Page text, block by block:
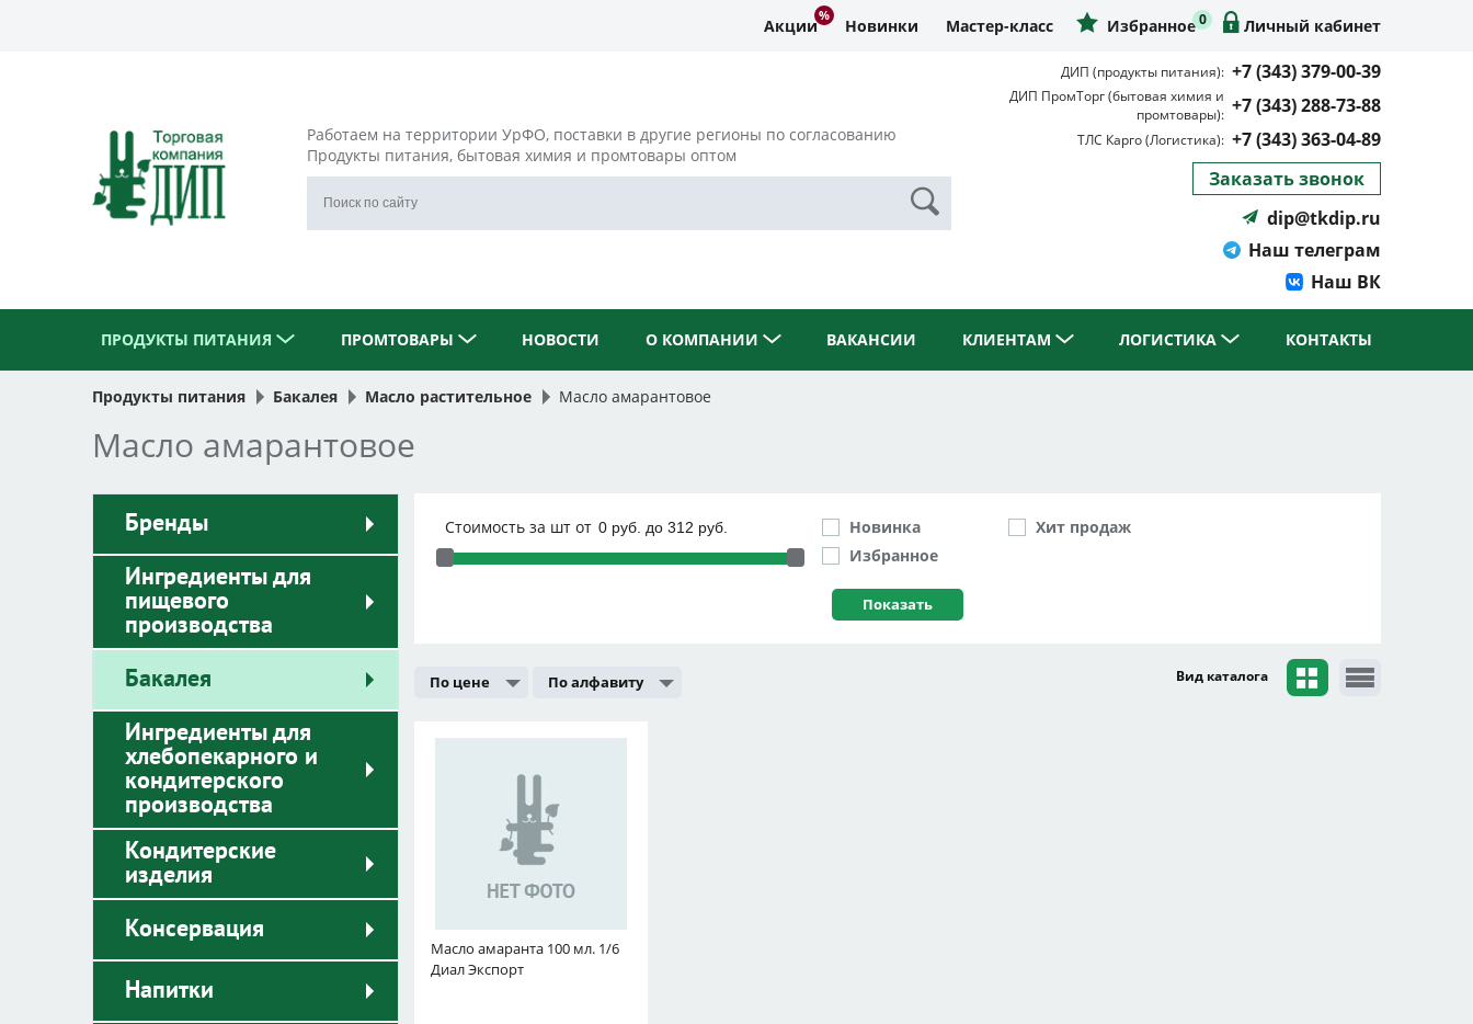
Акции Новинки Мастер-класс Избранное0 Личный кабинет
Работаем на территории УрФО, поставки в другие регионы по согласованию
Продукты питания, бытовая химия и промтовары оптом
ДИП (продукты питания): +7 (343) 379-00-39
ДИП ПромТорг (бытовая химия и
промтовары): +7 (343) 288-73-88
ТЛС Карго (Логистика): +7 (343) 363-04-89
Заказать звонок
dip@tkdip.ru
Наш телеграм
Наш ВК
ПРОДУКТЫ ПИТАНИЯ ПРОМТОВАРЫ НОВОСТИ О КОМПАНИИ ВАКАНСИИ КЛИЕНТАМ ЛОГИСТИКА КОНТАКТЫ
Продукты питания Бакалея Масло растительное Масло амарантовое
Масло амарантовое
Бренды
Ингредиенты для
пищевого
производства
Бакалея
Ингредиенты для
хлебопекарного и
кондитерского
производства
Кондитерские
изделия
Консервация
Напитки
Стоимость за шт от
Новинка
Избранное
Хит продаж
По цене По алфавиту Вид каталога
Масло амаранта 100 мл. 1/6
Диал Экспорт